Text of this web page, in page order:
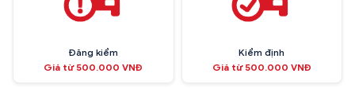
Đăng kiểm
Giá từ 500.000 VNĐ
Kiểm định
Giá từ 500.000 VNĐ